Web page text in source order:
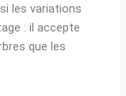
les variations
: il accepte
que les